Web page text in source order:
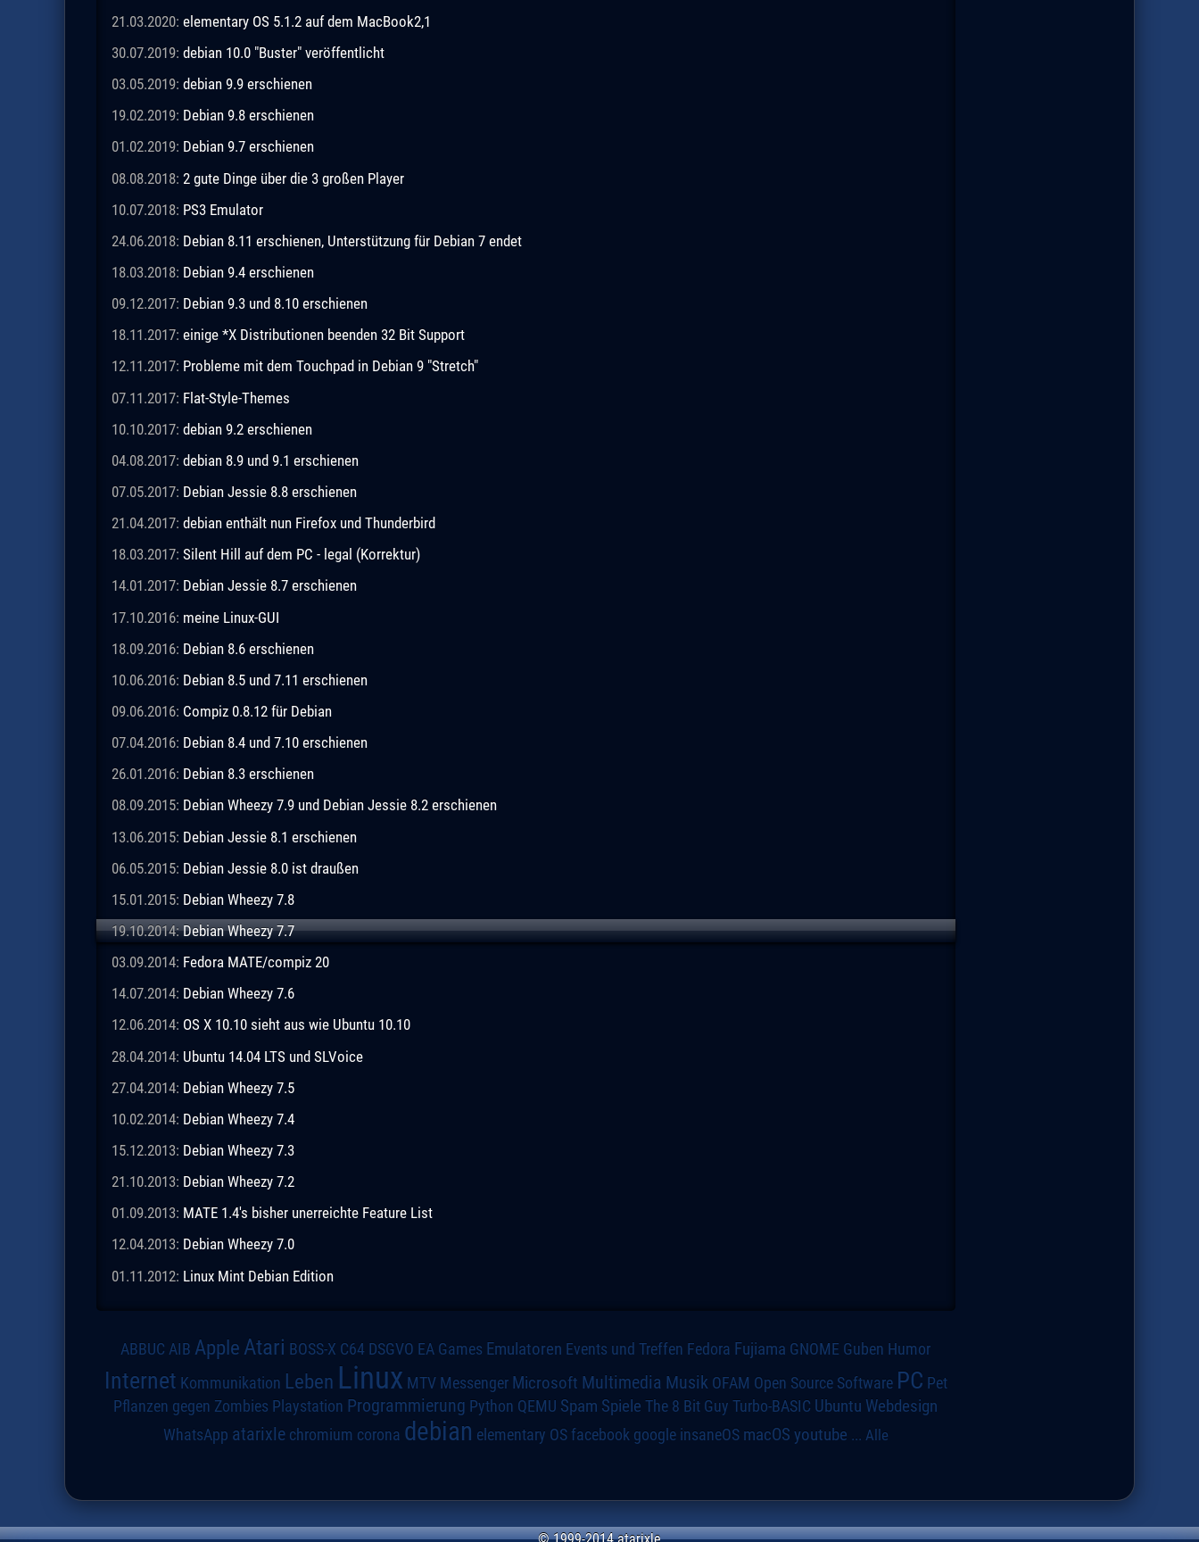
21.03.2020: elementary OS 5.1.2 auf dem MacBook2,1
30.07.2019: debian 10.0 "Buster" veröffentlicht
03.05.2019: debian 9.9 erschienen
19.02.2019: Debian 9.8 erschienen
01.02.2019: Debian 9.7 erschienen
08.08.2018: 2 gute Dinge über die 3 großen Player
10.07.2018: PS3 Emulator
24.06.2018: Debian 8.11 erschienen, Unterstützung für Debian 7 endet
18.03.2018: Debian 9.4 erschienen
09.12.2017: Debian 9.3 und 8.10 erschienen
18.11.2017: einige *X Distributionen beenden 32 Bit Support
12.11.2017: Probleme mit dem Touchpad in Debian 9 "Stretch"
07.11.2017: Flat-Style-Themes
10.10.2017: debian 9.2 erschienen
04.08.2017: debian 8.9 und 9.1 erschienen
07.05.2017: Debian Jessie 8.8 erschienen
21.04.2017: debian enthält nun Firefox und Thunderbird
18.03.2017: Silent Hill auf dem PC - legal (Korrektur)
14.01.2017: Debian Jessie 8.7 erschienen
17.10.2016: meine Linux-GUI
18.09.2016: Debian 8.6 erschienen
10.06.2016: Debian 8.5 und 7.11 erschienen
09.06.2016: Compiz 0.8.12 für Debian
07.04.2016: Debian 8.4 und 7.10 erschienen
26.01.2016: Debian 8.3 erschienen
08.09.2015: Debian Wheezy 7.9 und Debian Jessie 8.2 erschienen
13.06.2015: Debian Jessie 8.1 erschienen
06.05.2015: Debian Jessie 8.0 ist draußen
15.01.2015: Debian Wheezy 7.8
19.10.2014:Debian Wheezy 7.7
03.09.2014: Fedora MATE/compiz 20
14.07.2014: Debian Wheezy 7.6
12.06.2014: OS X 10.10 sieht aus wie Ubuntu 10.10
28.04.2014: Ubuntu 14.04 LTS und SLVoice
27.04.2014: Debian Wheezy 7.5
10.02.2014: Debian Wheezy 7.4
15.12.2013: Debian Wheezy 7.3
21.10.2013: Debian Wheezy 7.2
01.09.2013: MATE 1.4's bisher unerreichte Feature List
12.04.2013: Debian Wheezy 7.0
01.11.2012: Linux Mint Debian Edition
ABBUC AIB AppleAtari BOSS-X C64 DSGVO EA Games Emulatoren Events und Treffen Fedora Fujiama GNOME Guben Humor
Internet Kommunikation Leben Linux MTV Messenger Microsoft Multimedia Musik OFAM Open Source Software PC Pet
Pflanzen gegen Zombies Playstation Programmierung Python QEMU Spam Spiele The 8 Bit Guy Turbo-BASIC Ubuntu Webdesign
WhatsApp atarixle chromium corona debian elementary OS facebook google insaneOS macOS youtube ... Alle